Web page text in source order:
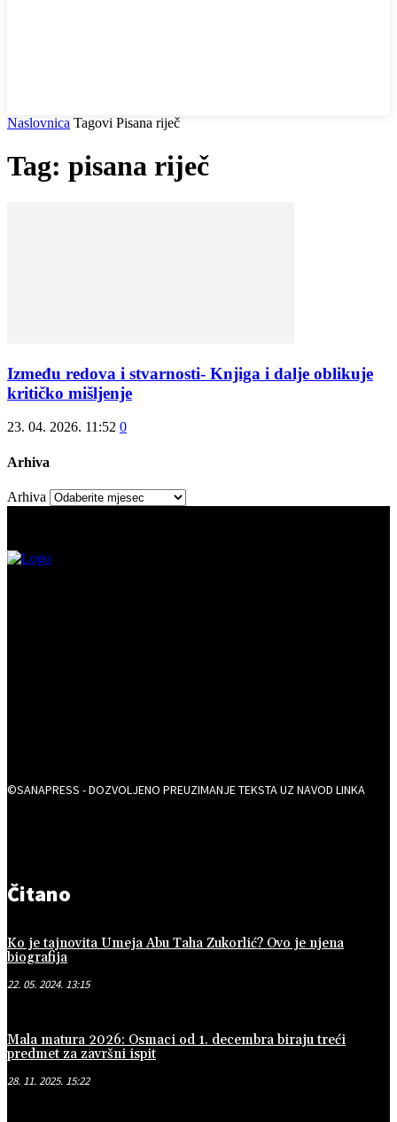
Naslovnica Tagovi Pisana riječ
Tag: pisana riječ
Između redova i stvarnosti- Knjiga i dalje oblikuje
kritičko mišljenje
23. 04. 2026. 11:52 0
Arhiva
Arhiva
©SANAPRESS - DOZVOLJENO PREUZIMANJE TEKSTA UZ NAVOD LINKA
Čitano
Ko je tajnovita Umeja Abu Taha Zukorlić? Ovo je njena
biografija
22. 05. 2024. 13:15
Mala matura 2026: Osmaci od 1. decembra biraju treći
predmet za završni ispit
28. 11. 2025. 15:22